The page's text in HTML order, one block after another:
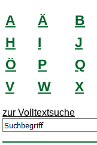
A Ä B
H
I J
Ö
P Q
V
W X
zur Volltextsuche